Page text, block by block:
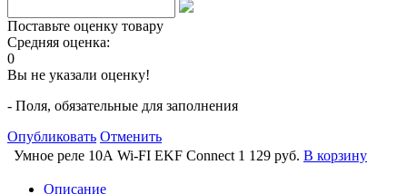
Поставьте оценку товару
Средняя оценка:
0
Вы не указали оценку!
- Поля, обязательные для заполнения
Опубликовать Отменить
Умное реле 10А Wi-FI EKF Connect 1 129 руб. В корзину
Описание